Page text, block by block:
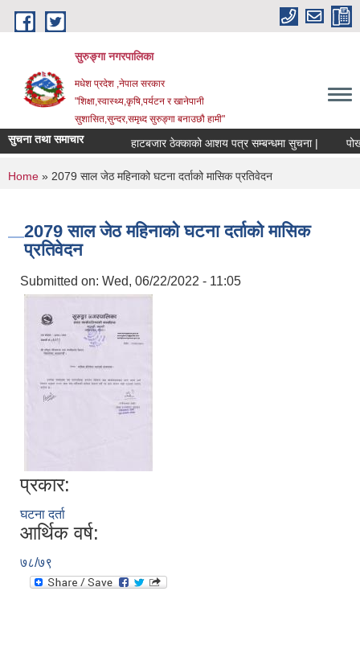
Skip to main content
सुरुङ्‍गा नगरपालिका
मधेश प्रदेश ,नेपाल सरकार
"शिक्षा,स्वास्थ्य,कृषि,पर्यटन र खानेपानी
सुशासित,सुन्दर,समृध्द सुरुङ्गा बनाउछौ हामी"
सुचना तथा समाचार हाटबजार ठेक्काको आशय पत्र सम्बन्धमा सुचना |
You are here
Home » 2079 साल जेठ महिनाको घटना दर्ताको मासिक प्रतिवेदन
2079 साल जेठ महिनाको घटना दर्ताको मासिक
प्रतिवेदन
Submitted on: Wed, 06/22/2022 - 11:05
प्रकार:
घटना दर्ता
आर्थिक वर्ष:
७८/७९